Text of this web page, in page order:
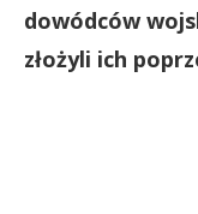
dowódców
złożyli ich